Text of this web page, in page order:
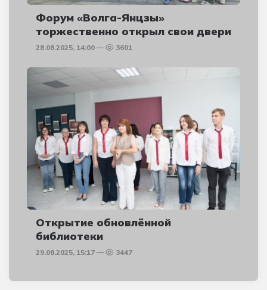
Форум «Волга-Янцзы»
торжественно открыл свои двери
28.08.2025, 14:00 3601
Открытие обновлённой
библиотеки
29.08.2025, 15:17 3447